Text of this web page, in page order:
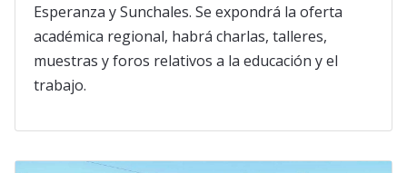
Esperanza y Sunchales. Se expondrá la oferta
académica regional, habrá charlas, talleres,
muestras y foros relativos a la educación y el
trabajo.